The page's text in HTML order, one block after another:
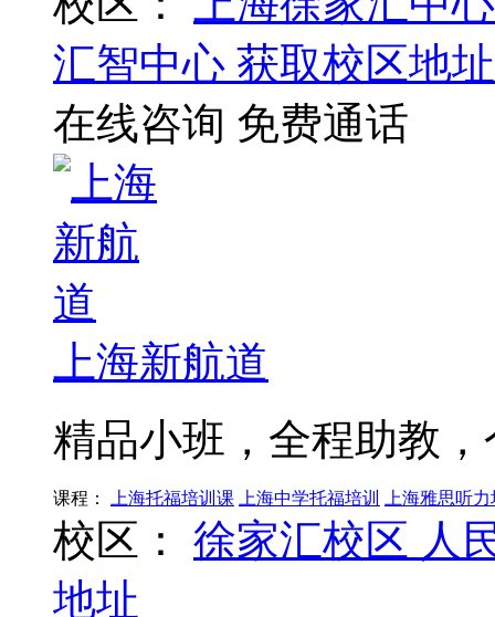
汇智中心 获取校区地址
在线咨询 免费通话
上海新航道
精品小班，全程助教
课程： 上海托福培训课 上海中学托福培训 上海雅思听
校区： 徐家汇校区 人
地址